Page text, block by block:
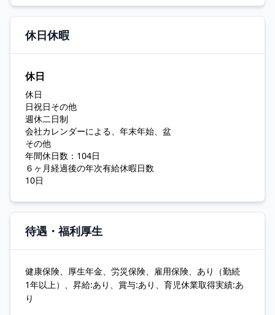
休日休暇
休日
休日
日祝日その他
週休二日制
会社カレンダーによる、年末年始、盆
その他
年間休日数：104日
６ヶ月経過後の年次有給休暇日数
10日
待遇・福利厚生
健康保険、厚生年金、労災保険、雇用保険、あり（勤続
1年以上）、昇給:あり、賞与:あり、育児休業取得実績:あ
り